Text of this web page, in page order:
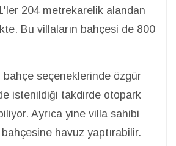
204 metrekarelik alandan
Bu villaların bahçesi de 800
seçeneklerinde özgür
istenildiği takdirde otopark
Ayrıca yine villa sahibi
havuz yaptırabilir.